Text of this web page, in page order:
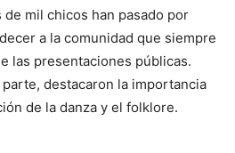
mil chicos han pasado por
a la comunidad que siempre
las presentaciones públicas.
destacaron la importancia
de la danza y el folklore.